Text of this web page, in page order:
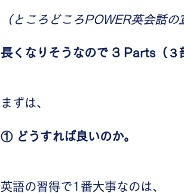
（ところどころPOWER英会話の
長くなりそうなので 3 Parts（３
まずは、
① どうすれば良いのか。
英語の習得で1番大事なのは、